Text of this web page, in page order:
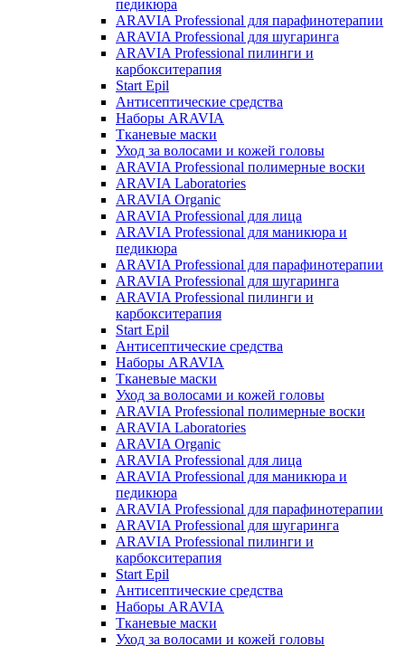
педикюра
ARAVIA Professional для парафинотерапии
ARAVIA Professional для шугаринга
ARAVIA Professional пилинги и
карбокситерапия
Start Epil
Антисептические средства
Наборы ARAVIA
Тканевые маски
Уход за волосами и кожей головы
ARAVIA Professional полимерные воски
ARAVIA Laboratories
ARAVIA Organic
ARAVIA Professional для лица
ARAVIA Professional для маникюра и
педикюра
ARAVIA Professional для парафинотерапии
ARAVIA Professional для шугаринга
ARAVIA Professional пилинги и
карбокситерапия
Start Epil
Антисептические средства
Наборы ARAVIA
Тканевые маски
Уход за волосами и кожей головы
ARAVIA Professional полимерные воски
ARAVIA Laboratories
ARAVIA Organic
ARAVIA Professional для лица
ARAVIA Professional для маникюра и
педикюра
ARAVIA Professional для парафинотерапии
ARAVIA Professional для шугаринга
ARAVIA Professional пилинги и
карбокситерапия
Start Epil
Антисептические средства
Наборы ARAVIA
Тканевые маски
Уход за волосами и кожей головы